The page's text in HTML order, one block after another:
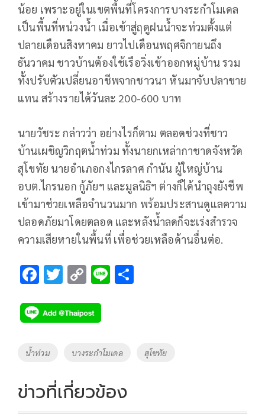
น้อย เพราะอยู่ในเขตพื้นที่โครงการบางระกำโมเดล
เป็นพื้นที่หน่วงน้ำ เมื่อเข้าสู่ฤดูฝนน้ำจะท่วมตั้งแต่
ปลายเดือนสิงหาคม ยาวไปเดือนพฤศจิกายนถึง
ธันวาคม ชาวบ้านต้องใช้เรือวิ่งเข้าออกหมู่บ้าน รวม
ทั้งปรับตัวเปลี่ยนอาชีพจากชาวนา หันมาจับปลาขาย
แทน สร้างรายได้วันละ 200-600 บาท
นายวัชระ กล่าวว่า อย่างไรก็ตาม ตลอดช่วงที่ชาว
บ้านเผชิญวิกฤตน้ำท่วม ทั้งนายกเหล่ากาชาดจังหวัด
สุโขทัย นายอำเภอกงไกรลาศ กำนัน ผู้ใหญ่บ้าน
อบต.ไกรนอก กู้ภัยฯ และมูลนิธิฯ ต่างก็ได้นำถุงยังชีพ
เข้ามาช่วยเหลือจำนวนมาก พร้อมประสานดูแลความ
ปลอดภัยมาโดยตลอด และหลังน้ำลดก็จะเร่งสำรวจ
ความเสียหายในพื้นที่ เพื่อช่วยเหลือด้านอื่นต่อ.
F
e
b
o
k
T
tt
er
C
p
y
Li
k
Li
Tags
น้ำท่วม บางระกำโมเดล สุโขทัย
ข่าวที่เกี่ยวข้อง